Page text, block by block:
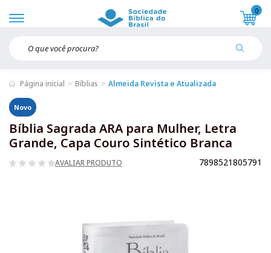
0
Página inicial Bíblias Almeida Revista e Atualizada
Novo
Bíblia Sagrada ARA para Mulher, Letra
Grande, Capa Couro Sintético Branca
AVALIAR PRODUTO 7898521805791